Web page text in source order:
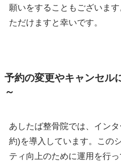
願いをすることもございま
ただけますと幸いです。
予約の変更やキャンセル
～
あしたば整骨院では、イン
約)を導入しています。この
ティ向上のために運用を行っ